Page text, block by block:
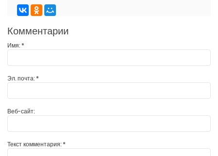
Комментарии
Имя:*
Эл. почта:*
Веб-сайт:
Текст комментария:*